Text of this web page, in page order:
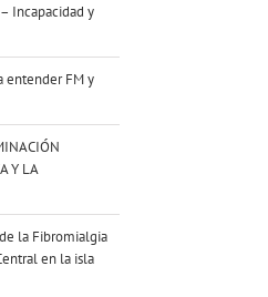
– Incapacidad y
entender FM y
Y LA
la Fibromialgia
en la isla